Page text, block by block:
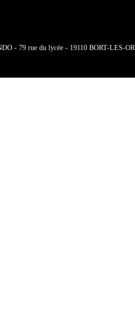
- 79 rue du lycée - 19110 BORT-LES-